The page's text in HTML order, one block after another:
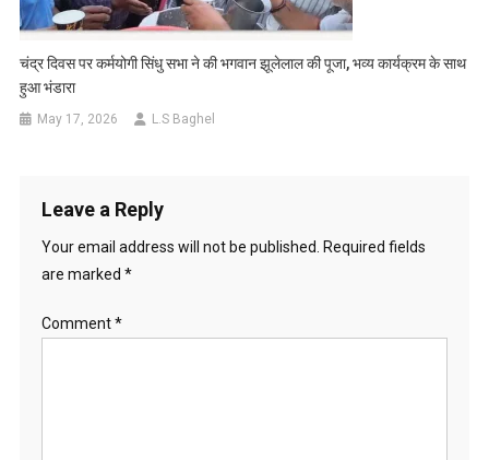
चंद्र दिवस पर कर्मयोगी सिंधु सभा ने की भगवान झूलेलाल की पूजा, भव्य कार्यक्रम के साथ
हुआ भंडारा
May 17, 2026 L.S Baghel
Leave a Reply
Your email address will not be published.
Required fields
are marked *
Comment*